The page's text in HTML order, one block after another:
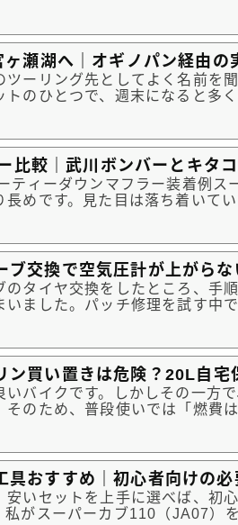
瀬湖へ｜オギノパン経由の
ツーリング先としてよく名前を
トのひとつで、週末になると多
比較｜武川ボンバーとキタ
ティーダウンマフラー装着例ス
めです。見た目は落ち着いて
ブ交換で空気圧計が上がらな
のタイヤ交換をしたところ、手
いました。パッチ修理を試す中
ン買い置きは危険？20L自宅
いバイクです。しかしその一方
そのため、普段使いでは「燃費
具おすすめ｜初心者向けの
安いセットを上手に選べば、初
私がスーパーカブ110（JA07）